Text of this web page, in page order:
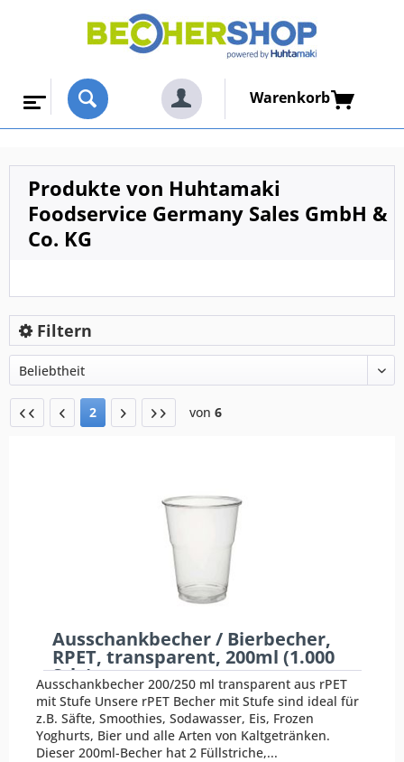
Warenkorb
Produkte von Huhtamaki
Foodservice Germany Sales GmbH &
Co. KG
Filtern
2 von 6
Ausschankbecher / Bierbecher,
RPET, transparent, 200ml (1.000
Stk.)
Ausschankbecher 200/250 ml transparent aus rPET
mit Stufe Unsere rPET Becher mit Stufe sind ideal für
z.B. Säfte, Smoothies, Sodawasser, Eis, Frozen
Yoghurts, Bier und alle Arten von Kaltgetränken.
Dieser 200ml-Becher hat 2 Füllstriche,...